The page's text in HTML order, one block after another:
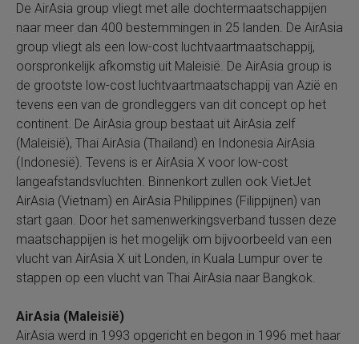
De AirAsia group vliegt met alle dochtermaatschappijen
naar meer dan 400 bestemmingen in 25 landen. De AirAsia
group vliegt als een low-cost luchtvaartmaatschappij,
oorspronkelijk afkomstig uit Maleisië. De AirAsia group is
de grootste low-cost luchtvaartmaatschappij van Azië en
tevens een van de grondleggers van dit concept op het
continent. De AirAsia group bestaat uit AirAsia zelf
(Maleisië), Thai AirAsia (Thailand) en Indonesia AirAsia
(Indonesië). Tevens is er AirAsia X voor low-cost
langeafstandsvluchten. Binnenkort zullen ook VietJet
AirAsia (Vietnam) en AirAsia Philippines (Filippijnen) van
start gaan. Door het samenwerkingsverband tussen deze
maatschappijen is het mogelijk om bijvoorbeeld van een
vlucht van AirAsia X uit Londen, in Kuala Lumpur over te
stappen op een vlucht van Thai AirAsia naar Bangkok.
AirAsia (Maleisië)
AirAsia werd in 1993 opgericht en begon in 1996 met haar